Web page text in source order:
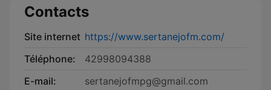
Contacts
Site internet https://www.sertanejofm.com/
Téléphone:
42998094388
E-mail:
sertanejofmpg@gmail.com